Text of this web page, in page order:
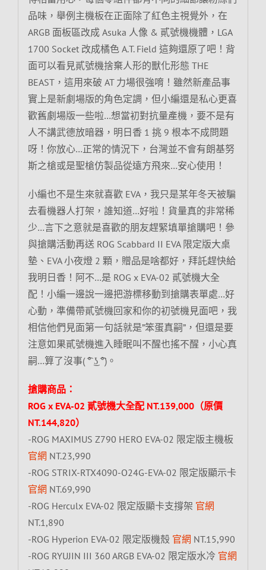
品味，舉例主機板在正面除了紅色主視覺外，在
ARGB 面板區改成 Asuka 人像 & 貳號機機體，LGA
1700 Socket 改成橘色 A.T. Field 這夠還原了吧！背
面可以看見貳號機捨棄人形的獸化形態 THE
BEAST，這用來破 AT 力場很強唷！雖然新產品事
實上是新劇場版的角色定調，但小編還是私心更喜
歡舊劇場版一些啦…想當初對抗量產機，要不是有
人不講武德放暗器，明日香 1 挑 9 根本不成問題
呀！你放心…正常的情況下，台灣並不會有朗基努
斯之槍或是聖槍仿製品從遠方飛來…安心使用！
小編也不是生來就喜歡 EVA，我只是某年冬天被騙
去看機器人打架，誰知道…好啦！貨量真的非常稀
少…言下之意就是喜歡的朋友趕緊填單搶購吧！參
與搶購活動再送 ROG Scabbard II EVA 限定版大桌
墊、EVA 小夜燈 2 顆，贈品是啥都好，拜託趕快給
我明日香！阿不…是 ROG x EVA-02 貳號機大全
配！小編一邊說一邊把游標移動到搶購表單處…好
心動，準備帶貳號機回家和你的初號機見面吧，我
相信他們見面第一句話就是”笨蛋真嗣”，但還是要
注意如果貳號機進入睡眠叫不醒也搖不醒，小心真
嗣…算了沒事( ͡° ͜ʖ ͡°)。
搶購商品：
ROG x EVA-02 貳號機大全配 NT.139,000（原價
NT.144,820）
-ROG MAXIMUS Z790 HERO EVA-02 限定版主機板
官網 NT.23,990
-ROG STRIX-RTX4090-O24G-EVA-02 限定版顯示卡
官網 NT.69,990
-ROG Herculx EVA-02 限定版顯卡支撐架 官網
NT.1,890
-ROG Hyperion EVA-02 限定版機殼 官網 NT.15,990
-ROG RYUJIN III 360 ARGB EVA-02 限定版水冷 官網